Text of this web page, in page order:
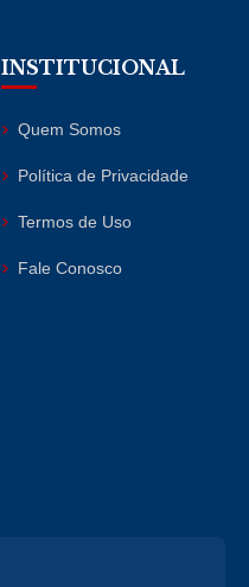
INSTITUCIONAL
Quem Somos
Política de Privacidade
Termos de Uso
Fale Conosco